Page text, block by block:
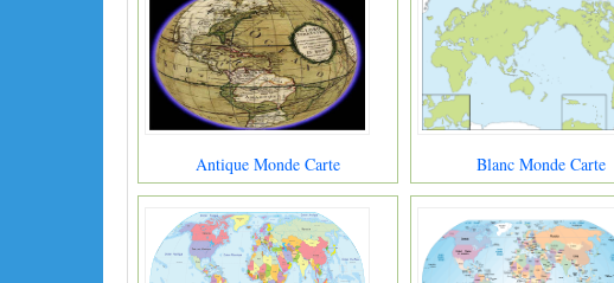
Antique Monde Carte Blanc Monde Carte